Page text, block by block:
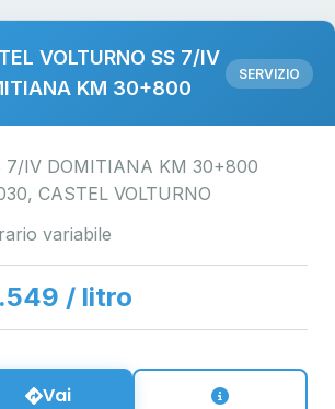
VOLTURNO SS 7/IV
KM 30+800
SERVIZIO
7/IV DOMITIANA KM 30+800
CASTEL VOLTURNO
variabile
/ litro
Vai